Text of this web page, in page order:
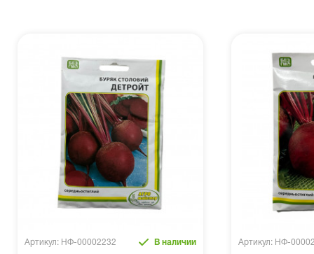
Артикул: НФ-00002232 В наличии Артикул: НФ-